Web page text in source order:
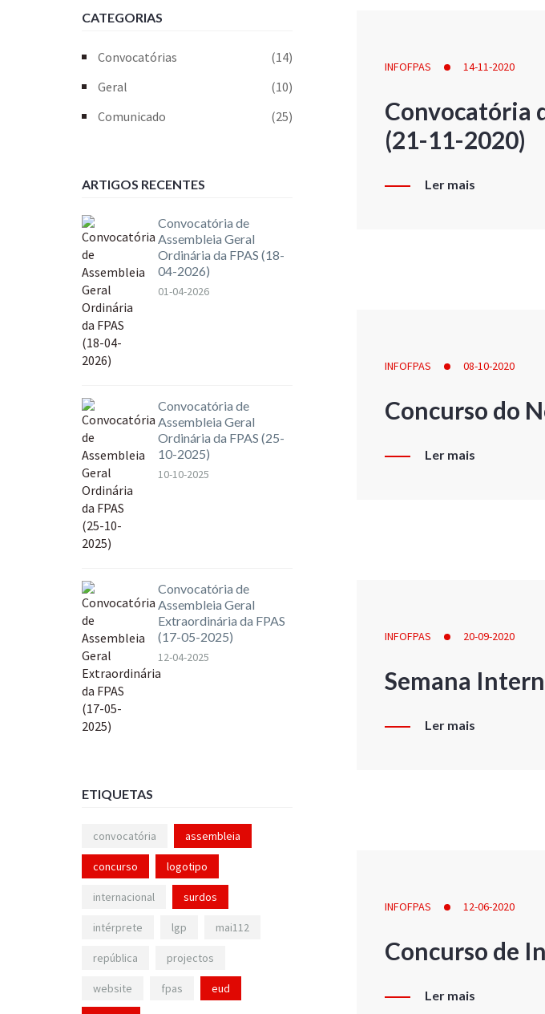
INFOFPAS 14-11-2020
Convocatória
(21-11-2020)
Ler mais
INFOFPAS 08-10-2020
Concurso do
Ler mais
INFOFPAS 20-09-2020
Semana
Ler mais
INFOFPAS 12-06-2020
Concurso de
Ler mais
CATEGORIAS
Convocatórias
(14)
Geral
(10)
Comunicado
(25)
ARTIGOS RECENTES
Convocatória de
Assembleia Geral
Ordinária da FPAS (18-
04-2026)
01-04-2026
Convocatória de
Assembleia Geral
Ordinária da FPAS (25-
10-2025)
10-10-2025
Convocatória de
Assembleia Geral
Extraordinária da FPAS
(17-05-2025)
12-04-2025
ETIQUETAS
convocatória assembleia
concurso logotipo
internacional surdos
intérprete lgp mai112
república projectos
website fpas eud